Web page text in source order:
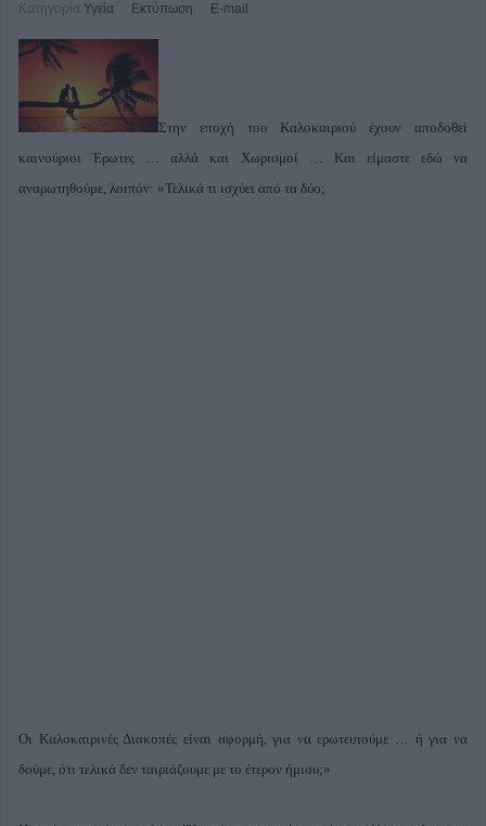
Κατηγορία Υγεία Εκτύπωση E-mail
Στην εποχή του Καλοκαιριού έχουν αποδοθεί
καινούριοι Έρωτες … αλλά και Χωρισμοί … Και είμαστε εδώ να
αναρωτηθούμε, λοιπόν: «Τελικά τι ισχύει από τα δύο;
Οι Καλοκαιρινές Διακοπές είναι αφορμή, για να ερωτευτούμε … ή για να
δούμε, ότι τελικά δεν ταιριάζουμε με το έτερον ήμισυ;»